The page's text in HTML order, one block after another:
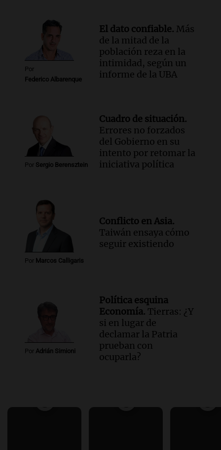
Por
Federico Albarenque
El dato confiable. Más
de la mitad de la
población reza en la
intimidad, según un
informe de la UBA
Por Sergio Berensztein
Cuadro de situación.
Errores no forzados
del Gobierno en su
intento por retomar la
iniciativa política
Por Marcos Calligaris
Conflicto en Asia.
Taiwán ensaya cómo
seguir existiendo
Por Adrián Simioni
Política esquina
Economía. Tierras: ¿Y
si en lugar de
declamar la Patria
prueban con
ocuparla?